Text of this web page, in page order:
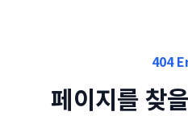
404
페이지를 찾